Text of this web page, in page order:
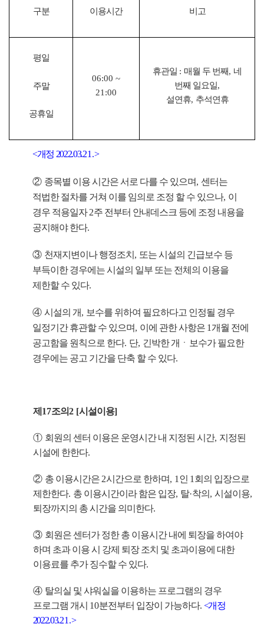
구분 이용시간 비고
평일
주말
공휴일
06:00 ~
21:00
휴관일 : 매월 두 번째, 네
번째 일요일,
설연휴, 추석연휴
<개정 2022.03.21.>
② 종목별 이용 시간은 서로 다를 수 있으며, 센터는
적법한 절차를 거쳐 이를 임의로 조정 할 수 있으나, 이
경우 적용일자2주 전부터 안내데스크 등에 조정 내용을
공지해야 한다.
③ 천재지변이나 행정조치 , 또는 시설의 긴급보수 등
부득이한 경우에는 시설의 일부 또는 전체의 이용을
제한할 수 있다.
④ 시설의 개, 보수를 위하여 필요하다고 인정될 경우
일정기간 휴관할 수 있으며, 이에 관한 사항은 1 개월 전에
공고함을 원칙으로 한다. 단, 긴박한 개 ㆍ 보수가 필요한
경우에는 공고 기간을 단축 할 수 있다.
제 17조의2 [시설이용]
① 회원의 센터 이용은 운영시간 내 지정된 시간, 지정된
시설에 한한다.
② 총 이용시간은 2시간으로 한하며, 1 인 1 회의 입장으로
제한한다. 총 이용시간이라 함은 입장, 탈·착의 , 시설이용,
퇴장까지의 총 시간을 의미한다.
③ 회원은 센터가 정한 총 이용시간 내에 퇴장을 하여야
하며 초과 이용 시 강제 퇴장 조치 및 초과이용에 대한
이용료를 추가 징수할 수 있다.
④ 탈의실 및 샤워실을 이용하는 프로그램의 경우
프로그램 개시 10분전부터 입장이 가능하다. <개정
2022.03.21.>